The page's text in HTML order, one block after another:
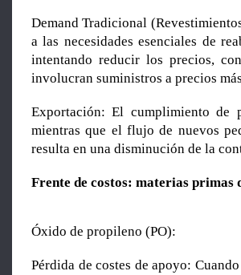
Demand Tradicional
a las necesidades esenciales de
intentando reducir los precios,
involucran suministros a precios
Exportación: El cumplimiento de
mientras que el flujo de nuevos
resulta en una disminución de la
Frente de costos: materias primas
Óxido de propileno (PO):
Pérdida de costes de apoyo: